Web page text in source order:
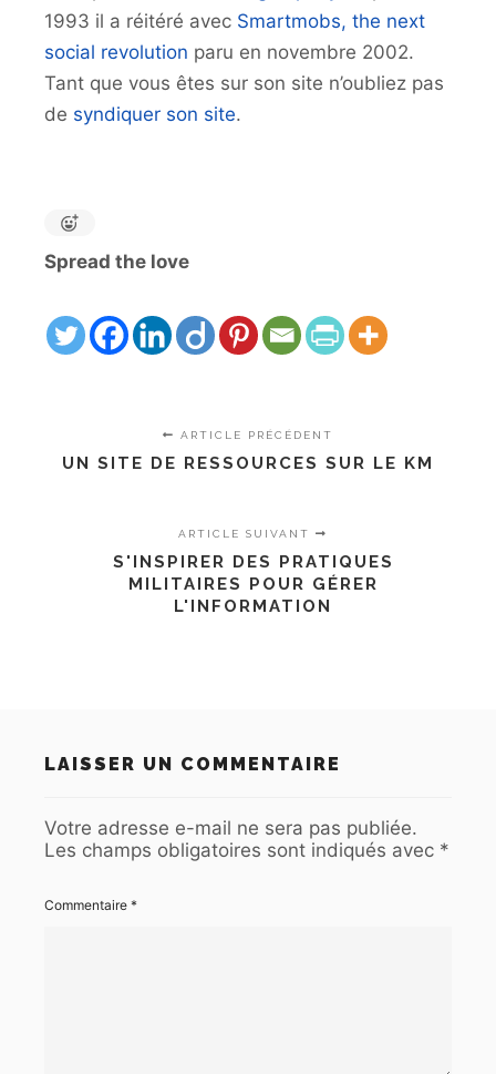
1993 il a réitéré avec Smartmobs, the next
social revolution paru en novembre 2002.
Tant que vous êtes sur son site n’oubliez pas
de syndiquer son site.
Spread the love
ARTICLE PRÉCÉDENT
UN SITE DE RESSOURCES SUR LE KM
ARTICLE SUIVANT
S'INSPIRER DES PRATIQUES
MILITAIRES POUR GÉRER
L'INFORMATION
LAISSER UN COMMENTAIRE
Votre adresse e-mail ne sera pas publiée.
Les champs obligatoires sont indiqués avec *
Commentaire *